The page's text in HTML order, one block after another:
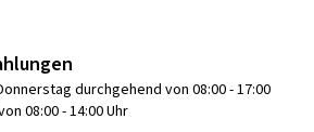
durchgehend von 08:00 - 17:00
08:00 - 14:00 Uhr